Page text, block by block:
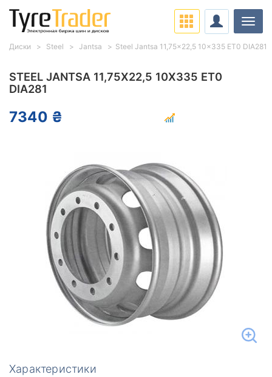
STEEL JANTSA 11,75X22,5 10X335 ET0
DIA281
7340 ₴
Характеристики
Диски Steel Jantsa Steel Jantsa 11,75x22,5 10x335 ET0 DIA281